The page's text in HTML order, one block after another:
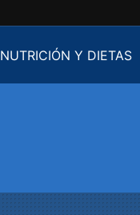
NUTRICIÓN Y DIETAS